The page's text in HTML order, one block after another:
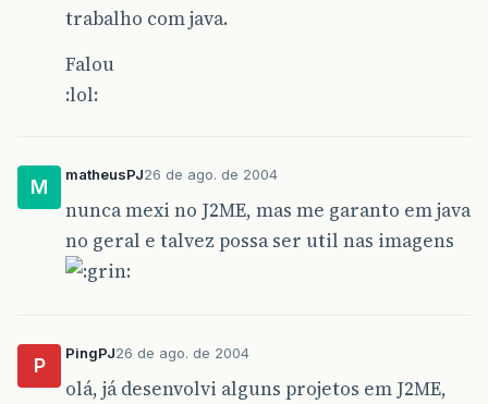
trabalho com java.
Falou
:lol:
M
matheusPJ26 de ago. de 2004
nunca mexi no J2ME, mas me garanto em java
no geral e talvez possa ser util nas imagens
P
PingPJ26 de ago. de 2004
olá, já desenvolvi alguns projetos em J2ME,